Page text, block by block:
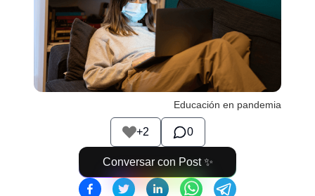
Educación en pandemia
+2 0
Conversar con Post ✨